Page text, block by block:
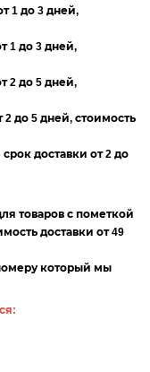
1 до 3 дней,
1 до 3 дней,
2 до 5 дней,
до 5 дней, стоимость
доставки от 2 до
товаров с пометкой
доставки от 49
который мы